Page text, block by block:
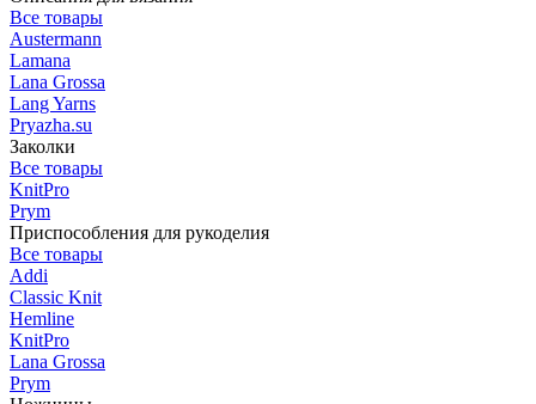
Все товары
Austermann
Lamana
Lana Grossa
Lang Yarns
Pryazha.su
Заколки
Все товары
KnitPro
Prym
Приспособления для рукоделия
Все товары
Addi
Classic Knit
Hemline
KnitPro
Lana Grossa
Prym